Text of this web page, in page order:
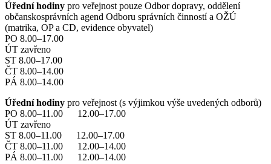
Úřední hodiny pro veřejnost pouze Odbor dopravy, oddělení
občanskosprávních agend Odboru správních činností a OŽÚ
(matrika, OP a CD, evidence obyvatel)
PO 8.00–17.00
ÚT zavřeno
ST 8.00–17.00
ČT 8.00–14.00
PÁ 8.00–14.00
Úřední hodiny pro veřejnost (s výjimkou výše uvedených odborů)
PO 8.00–11.00 12.00–17.00
ÚT zavřeno
ST 8.00–11.00 12.00–17.00
ČT 8.00–11.00 12.00–14.00
PÁ 8.00–11.00 12.00–14.00